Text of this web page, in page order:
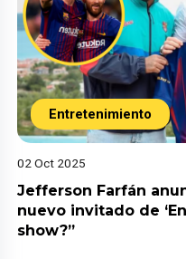
Entretenimiento
02 Oct 2025
Jefferson Farfán
nuevo invitado de
show?”